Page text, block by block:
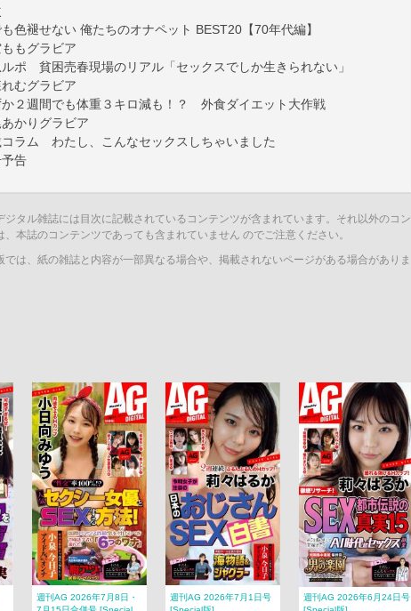
色褪せない 俺たちのオナペット BEST20【70年代編】
もグラビア
ルポ 貧困売春現場のリアル「セックスでしか生きられない」
むグラビア
か２週間でも体重３キロ減も！？ 外食ダイエット大作戦
かりグラビア
ラム わたし、こんなセックスしちゃいました
告
タル雑誌には目次に記載されているコンテンツが含まれています。それ以外のコン
、本誌のコンテンツであっても含まれていません のでご注意ください。
は、紙の雑誌と内容が一部異なる場合や、掲載されないページがある場合がありま
週刊AG 2026年7月8日・
週刊AG 2026年7月1日号
週刊AG 2026年6月24日号